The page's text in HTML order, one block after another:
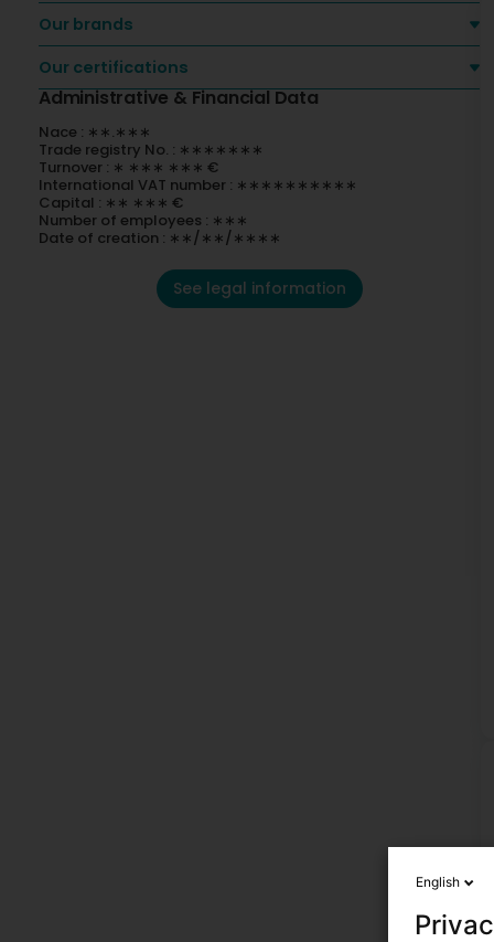
Our brands
Our certifications
Administrative & Financial Data
Nace : ∗∗.∗∗∗
Trade registry No. : ∗∗∗∗∗∗∗
Turnover : ∗ ∗∗∗ ∗∗∗ €
International VAT number : ∗∗∗∗∗∗∗∗∗∗
Capital : ∗∗ ∗∗∗ €
Number of employees : ∗∗∗
Date of creation : ∗∗/∗∗/∗∗∗∗
See legal information
English